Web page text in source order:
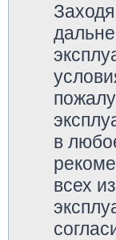
в
всех